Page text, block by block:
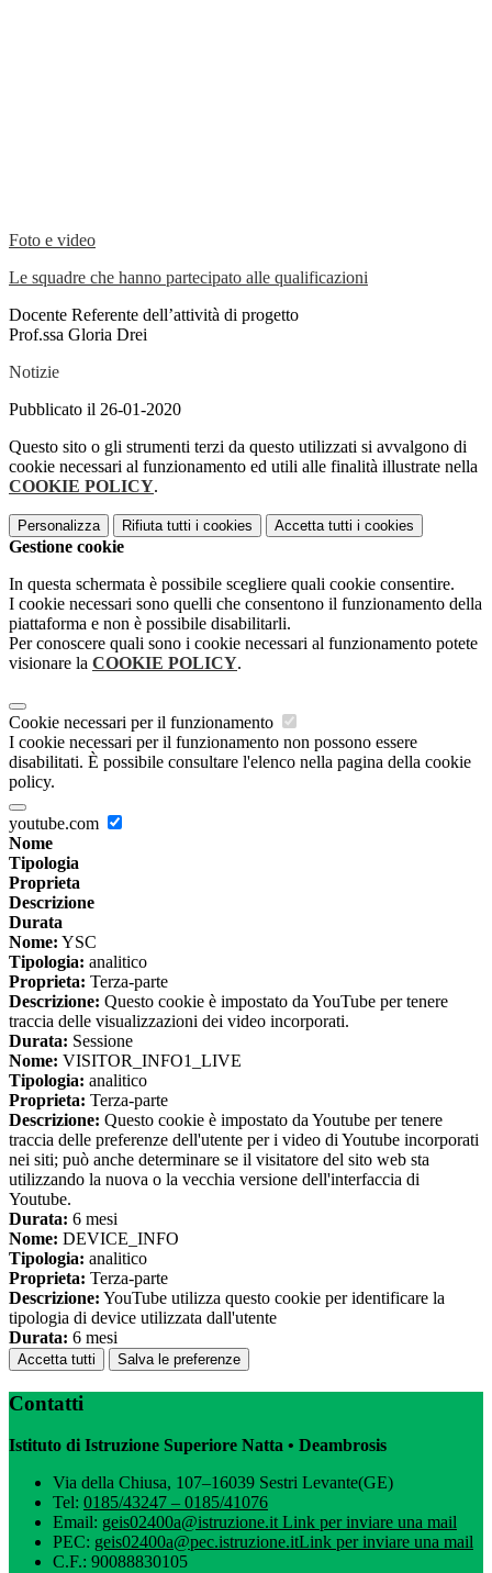
Foto e video
Le squadre che hanno partecipato alle qualificazioni
Docente Referente dell’attività di progetto
Prof.ssa Gloria Drei
Notizie
Pubblicato il 26-01-2020
Questo sito o gli strumenti terzi da questo utilizzati si avvalgono di
cookie necessari al funzionamento ed utili alle finalità illustrate nella
COOKIE POLICY.
Personalizza Rifiuta tutti i cookies Accetta tutti i cookies
Gestione cookie
In questa schermata è possibile scegliere quali cookie consentire.
I cookie necessari sono quelli che consentono il funzionamento della
piattaforma e non è possibile disabilitarli.
Per conoscere quali sono i cookie necessari al funzionamento potete
visionare la COOKIE POLICY.
Cookie necessari per il funzionamento
I cookie necessari per il funzionamento non possono essere
disabilitati. È possibile consultare l'elenco nella pagina della cookie
policy.
youtube.com
Nome
Tipologia
Proprieta
Descrizione
Durata
Nome: YSC
Tipologia: analitico
Proprieta: Terza-parte
Descrizione: Questo cookie è impostato da YouTube per tenere
traccia delle visualizzazioni dei video incorporati.
Durata: Sessione
Nome: VISITOR_INFO1_LIVE
Tipologia: analitico
Proprieta: Terza-parte
Descrizione: Questo cookie è impostato da Youtube per tenere
traccia delle preferenze dell'utente per i video di Youtube incorporati
nei siti; può anche determinare se il visitatore del sito web sta
utilizzando la nuova o la vecchia versione dell'interfaccia di
Youtube.
Durata: 6 mesi
Nome: DEVICE_INFO
Tipologia: analitico
Proprieta: Terza-parte
Descrizione: YouTube utilizza questo cookie per identificare la
tipologia di device utilizzata dall'utente
Durata: 6 mesi
Accetta tutti Salva le preferenze
Contatti
Istituto di Istruzione Superiore Natta • Deambrosis
Via della Chiusa, 107–16039 Sestri Levante(GE)
Tel: 0185/43247 – 0185/41076
Email: geis02400a@istruzione.itLink per inviare una mail
PEC: geis02400a@pec.istruzione.itLink per inviare una mail
C.F.: 90088830105